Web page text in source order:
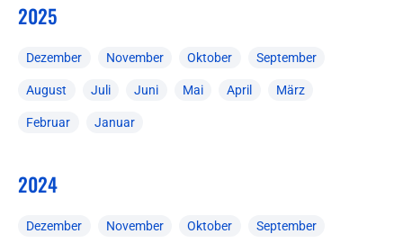
2025
Dezember November Oktober September
August Juli Juni Mai April März
Februar Januar
2024
Dezember November Oktober September